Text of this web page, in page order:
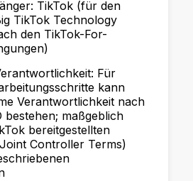
TikTok (für den
TikTok Technology
den TikTok-For-
Für
kann
Verantwortlichkeit nach
bestehen; maßgeblich
bereitgestellten
Controller Terms)